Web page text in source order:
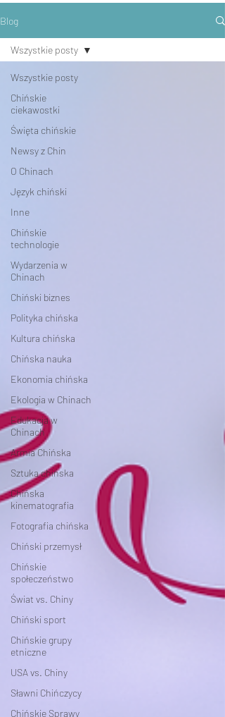
Blog
Wszystkie posty
Chińskie
ciekawostki
Święta chińskie
Newsy z Chin
O Chinach
Język chiński
Inne
Chińskie
technologie
Wydarzenia w
Chinach
Chiński biznes
Polityka chińska
Kultura chińska
Chińska nauka
Ekonomia chińska
Ekologia w Chinach
Edukacja w
Chinach
Armia Chińska
Sztuka chińska
Chińska
kinematografia
Fotografia chińska
Chiński przemysł
Chińskie
społeczeństwo
Świat vs. Chiny
Chiński sport
Chińskie grupy
etniczne
USA vs. Chiny
Sławni Chińczycy
Chińskie Sprawy
Wszystkie posty